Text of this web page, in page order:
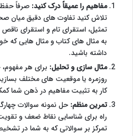
مفاهیم را عمیقاً درک کنید: صرفاً
تلاش کنید تفاوت های دقیق میان
تمثیل، استقرای تام و استقرای
به مثال های کتاب و مثال هایی که
داشته باشید.
مثال سازی و تحلیل: برای هر
روزمره یا موقعیت های مختلف
کار به تثبیت مفاهیم در ذهن شما
تمرین منظم: حل نمونه سوالات
راه برای شناسایی نقاط ضعف و
تمرکز بر سوالاتی که به شما در